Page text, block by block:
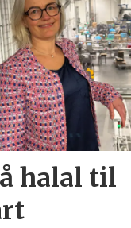
halal til